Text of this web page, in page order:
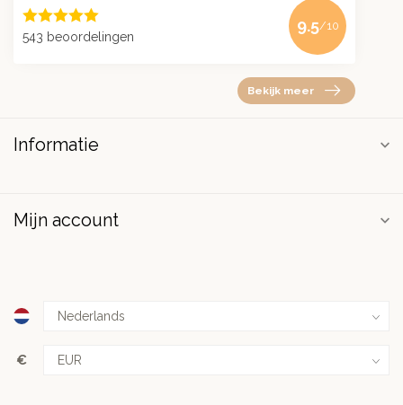
543 beoordelingen
9.5/10
Bekijk meer
Informatie
Mijn account
€